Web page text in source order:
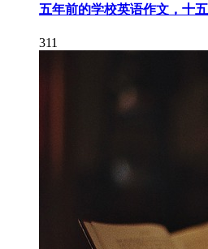
五年前的学校英语作文，十
311